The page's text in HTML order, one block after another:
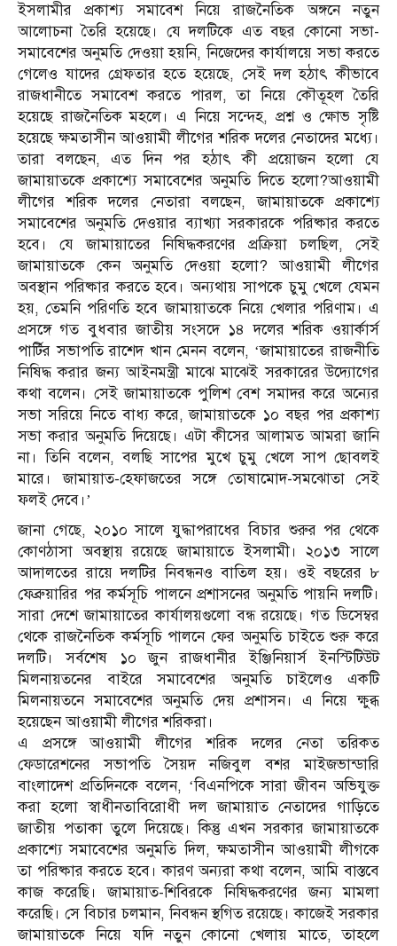
ইসলামীর প্রকাশ্য সমাবেশ নিয়ে রাজনৈতিক অঙ্গনে নতুন
আলোচনা তৈরি হয়েছে। যে দলটিকে এত বছর কোনো সভা-
সমাবেশের অনুমতি দেওয়া হয়নি, নিজেদের কার্যালয়ে সভা করতে
গেলেও যাদের গ্রেফতার হতে হয়েছে, সেই দল হঠাৎ কীভাবে
রাজধানীতে সমাবেশ করতে পারল, তা নিয়ে কৌতূহল তৈরি
হয়েছে রাজনৈতিক মহলে। এ নিয়ে সন্দেহ, প্রশ্ন ও ক্ষোভ সৃষ্টি
হয়েছে ক্ষমতাসীন আওয়ামী লীগের শরিক দলের নেতাদের মধ্যে।
তারা বলছেন, এত দিন পর হঠাৎ কী প্রয়োজন হলো যে
জামায়াতকে প্রকাশ্যে সমাবেশের অনুমতি দিতে হলো?আওয়ামী
লীগের শরিক দলের নেতারা বলছেন, জামায়াতকে প্রকাশ্যে
সমাবেশের অনুমতি দেওয়ার ব্যাখ্যা সরকারকে পরিষ্কার করতে
হবে। যে জামায়াতের নিষিদ্ধকরণের প্রক্রিয়া চলছিল, সেই
জামায়াতকে কেন অনুমতি দেওয়া হলো? আওয়ামী লীগের
অবস্থান পরিষ্কার করতে হবে। অন্যথায় সাপকে চুমু খেলে যেমন
হয়, তেমনি পরিণতি হবে জামায়াতকে নিয়ে খেলার পরিণাম। এ
প্রসঙ্গে গত বুধবার জাতীয় সংসদে ১৪ দলের শরিক ওয়ার্কার্স
পার্টির সভাপতি রাশেদ খান মেনন বলেন, ‘জামায়াতের রাজনীতি
নিষিদ্ধ করার জন্য আইনমন্ত্রী মাঝে মাঝেই সরকারের উদ্যোগের
কথা বলেন। সেই জামায়াতকে পুলিশ বেশ সমাদর করে অন্যের
সভা সরিয়ে নিতে বাধ্য করে, জামায়াতকে ১০ বছর পর প্রকাশ্য
সভা করার অনুমতি দিয়েছে। এটা কীসের আলামত আমরা জানি
না। তিনি বলেন, বলছি সাপের মুখে চুমু খেলে সাপ ছোবলই
মারে। জামায়াত-হেফাজতের সঙ্গে তোষামোদ-সমঝোতা সেই
ফলই দেবে।’
জানা গেছে, ২০১০ সালে যুদ্ধাপরাধের বিচার শুরুর পর থেকে
কোণঠাসা অবস্থায় রয়েছে জামায়াতে ইসলামী। ২০১৩ সালে
আদালতের রায়ে দলটির নিবন্ধনও বাতিল হয়। ওই বছরের ৮
ফেব্রুয়ারির পর কর্মসূচি পালনে প্রশাসনের অনুমতি পায়নি দলটি।
সারা দেশে জামায়াতের কার্যালয়গুলো বন্ধ রয়েছে। গত ডিসেম্বর
থেকে রাজনৈতিক কর্মসূচি পালনে ফের অনুমতি চাইতে শুরু করে
দলটি। সর্বশেষ ১০ জুন রাজধানীর ইঞ্জিনিয়ার্স ইনস্টিটিউট
মিলনায়তনের বাইরে সমাবেশের অনুমতি চাইলেও একটি
মিলনায়তনে সমাবেশের অনুমতি দেয় প্রশাসন। এ নিয়ে ক্ষুব্ধ
হয়েছেন আওয়ামী লীগের শরিকরা।
এ প্রসঙ্গে আওয়ামী লীগের শরিক দলের নেতা তরিকত
ফেডারেশনের সভাপতি সৈয়দ নজিবুল বশর মাইজভান্ডারি
বাংলাদেশ প্রতিদিনকে বলেন, ‘বিএনপিকে সারা জীবন অভিযুক্ত
করা হলো স্বাধীনতাবিরোধী দল জামায়াত নেতাদের গাড়িতে
জাতীয় পতাকা তুলে দিয়েছে। কিন্তু এখন সরকার জামায়াতকে
প্রকাশ্যে সমাবেশের অনুমতি দিল, ক্ষমতাসীন আওয়ামী লীগকে
তা পরিষ্কার করতে হবে। কারণ অন্যরা কথা বলেন, আমি বাস্তবে
কাজ করেছি। জামায়াত-শিবিরকে নিষিদ্ধকরণের জন্য মামলা
করেছি। সে বিচার চলমান, নিবন্ধন স্থগিত রয়েছে। কাজেই সরকার
জামায়াতকে নিয়ে যদি নতুন কোনো খেলায় মাতে, তাহলে